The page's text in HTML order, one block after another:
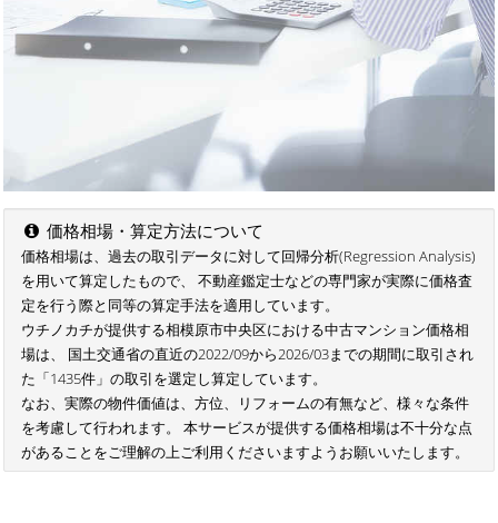
価格相場・算定方法について
価格相場は、過去の取引データに対して回帰分析(Regression Analysis)
を用いて算定したもので、 不動産鑑定士などの専門家が実際に価格査
定を行う際と同等の算定手法を適用しています。
ウチノカチが提供する相模原市中央区における中古マンション価格相
場は、 国土交通省の直近の2022/09から2026/03までの期間に取引され
た「1435件」の取引を選定し算定しています。
なお、実際の物件価値は、方位、リフォームの有無など、様々な条件
を考慮して行われます。 本サービスが提供する価格相場は不十分な点
があることをご理解の上ご利用くださいますようお願いいたします。